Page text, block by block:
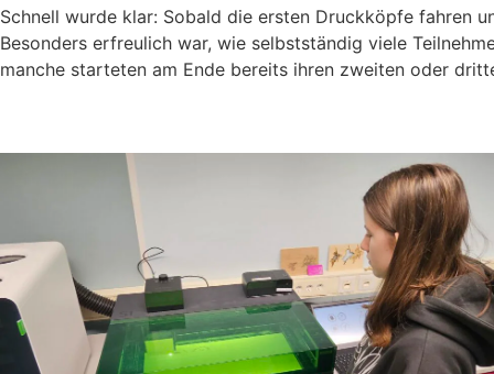
Schnell wurde klar: Sobald die ersten Druckköpfe fahren
Besonders erfreulich war, wie selbstständig viele
manche starteten am Ende bereits ihren zweiten oder